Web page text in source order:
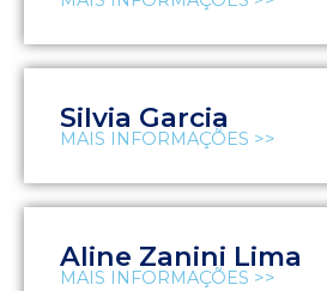
Silvia Garcia
MAIS INFORMAÇÕES >>
Aline Zanini Lima
MAIS INFORMAÇÕES >>